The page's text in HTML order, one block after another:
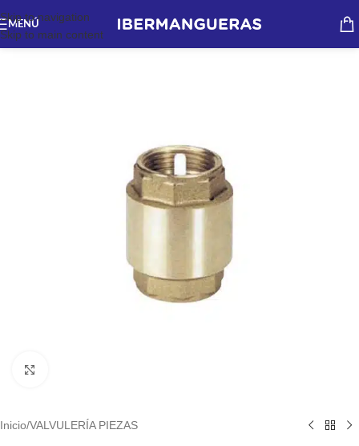
Skip to navigation
Skip to main content
MENÚ
Inicio/VALVULERÍA PIEZAS